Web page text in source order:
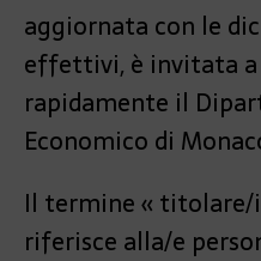
aggiornata con le
effettivi, è invitata
rapidamente il
Economico di
Il termine «
riferisce alla/e